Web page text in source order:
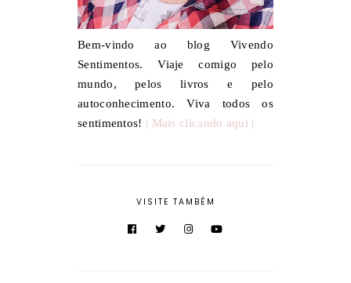
Bem-vindo ao blog Vivendo
Sentimentos. Viaje comigo pelo
mundo, pelos livros e pelo
autoconhecimento. Viva todos os
sentimentos! | Mais clicando aqui |
VISITE TAMBÉM